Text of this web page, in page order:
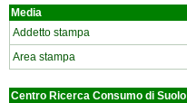
Media
Addetto stampa
Area stampa
Centro Ricerca Consumo di Suolo